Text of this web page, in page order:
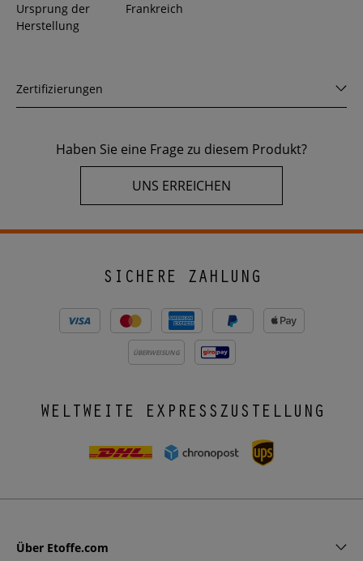
Ursprung der
Herstellung
Frankreich
Zertifizierungen
Haben Sie eine Frage zu diesem Produkt?
UNS ERREICHEN
SICHERE ZAHLUNG
ÜBERWEISUNG
WELTWEITE EXPRESSZUSTELLUNG
Über Etoffe.com